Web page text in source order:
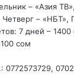
– «Азия
– «НБТ»,
7 дней –
сом
0772573729,